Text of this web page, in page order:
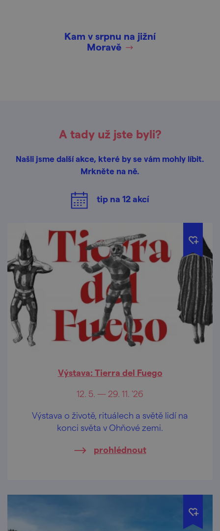
Kam v srpnu na jižní
Moravě
A tady už jste byli?
Našli jsme další akce, které by se vám mohly líbit.
Mrkněte na ně.
tip na 12akcí
Výstava: Tierra del Fuego
12. 5. — 29. 11. '26
Výstava o životě, rituálech a světě lidí na
konci světa v Ohňové zemi.
prohlédnout